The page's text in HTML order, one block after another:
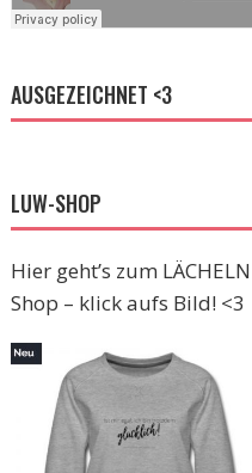
AUSGEZEICHNET <3
LUW-SHOP
Hier geht’s zum
Shop – klick aufs Bild! <3